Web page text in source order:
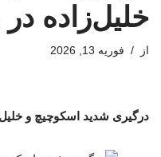
خلیل‌زاده در
از فوریه 13, 2026
درگیری شدید اسکوچیچ و